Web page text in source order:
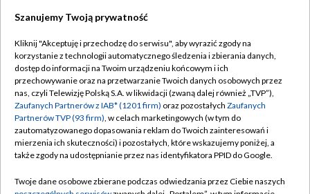
TVP
Abonament TVP
Emisja w TVP
Centrum informacji TVP
Naziemna Telewizja Cyfrowa
Regulamin TVP
Polityka prywatności
Moje zgody
Pomoc
Szanujemy Twoją prywatność
Kliknij "Akceptuję i przechodzę do serwisu", aby wyrazić zgody na
korzystanie z technologii automatycznego śledzenia i zbierania danych,
dostęp do informacji na Twoim urządzeniu końcowym i ich
przechowywanie oraz na przetwarzanie Twoich danych osobowych przez
nas, czyli Telewizję Polską S.A. w likwidacji (zwaną dalej również „TVP”),
Zaufanych Partnerów z IAB* (1201 firm) oraz pozostałych Zaufanych
Partnerów TVP (93 firm), w celach marketingowych (w tym do
zautomatyzowanego dopasowania reklam do Twoich zainteresowań i
mierzenia ich skuteczności) i pozostałych, które wskazujemy poniżej, a
także zgody na udostępnianie przez nas identyfikatora PPID do Google.
Twoje dane osobowe zbierane podczas odwiedzania przez Ciebie naszych